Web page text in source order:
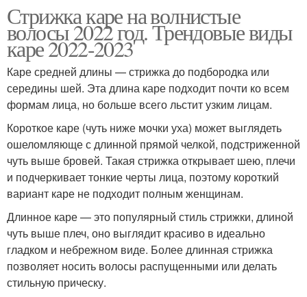
Стрижка каре на волнистые
волосы 2022 год. Трендовые виды
каре 2022-2023
Каре средней длины — стрижка до подбородка или
середины шей. Эта длина каре подходит почти ко всем
формам лица, но больше всего льстит узким лицам.
Короткое каре (чуть ниже мочки уха) может выглядеть
ошеломляюще с длинной прямой челкой, подстриженной
чуть выше бровей. Такая стрижка открывает шею, плечи
и подчеркивает тонкие черты лица, поэтому короткий
вариант каре не подходит полным женщинам.
Длинное каре — это популярный стиль стрижки, длиной
чуть выше плеч, оно выглядит красиво в идеально
гладком и небрежном виде. Более длинная стрижка
позволяет носить волосы распущенными или делать
стильную прическу.